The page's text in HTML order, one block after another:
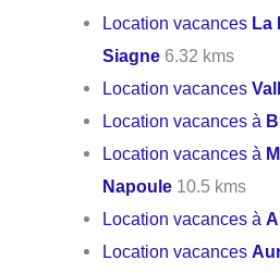
Location vacances La
Siagne 6.32 kms
Location vacances
Location vacances à
Location vacances à
Napoule 10.5 kms
Location vacances à
Location vacances